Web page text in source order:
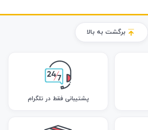
برگشت به بالا
پشتیبانی فقط در تلگرام